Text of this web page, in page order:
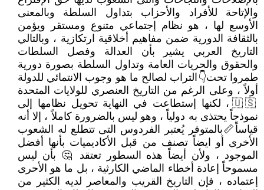
والإتاحة للأفراد والأحزاب بتداول السلطة وبالمعنى
الأوسع لها ، هو نظام إجتماعي متنوع ومستقر ويؤمن
بالثقافة الدورية ضمن مفاهيم أخلاقية ارتكازية ، وبالتالي
التاريخ العربي يشير بأن العدالة وفصل السلطات
والحقوق والحريات العامة وتداول السلطة بصورة دورية
طمروا تحت👇التراب لصالح ما هو وجوب الانتمائي للدولة
أولاً ، وعلى الرغم من التاريخ العنصري للولايات المتحدة
🇺🇸 ، لكنها إستطاعت في النهاية تحويل نظامها إلى
نموذجاً يحتذى به دولياً ، وهو ليس بالضرورة كاملاً ، إلا أنه
قياساً📏بالمتوفر يُعتبر الفردوس التى تتطلع له الشعوب
الأخرى أو ايضاً تصنف من قبل الأكاديميات بأنها أفضل
الموجود ، ولأن أيضاً هذه السطور تعتقد 🤔 بأن ليس
مسموحاً إعادة أخطاء الماضي الكارثية ، بل ما هو الأحرى
إعتماده ، فإن التاريخ القريب والمعاصر لديه الكثير من